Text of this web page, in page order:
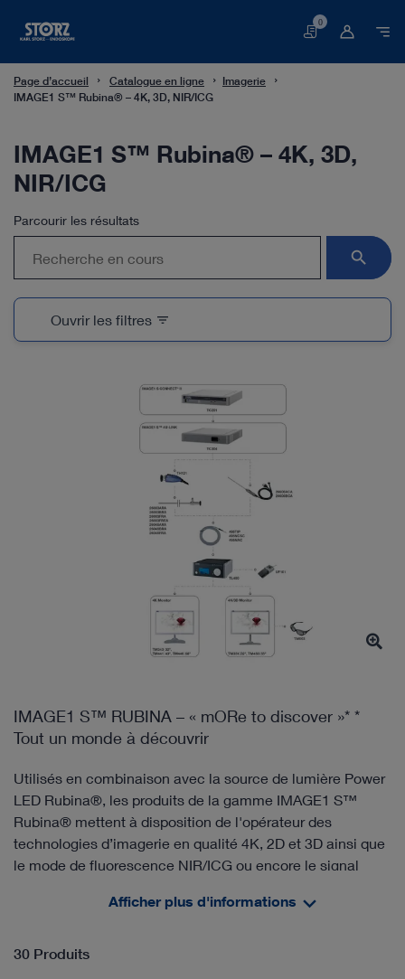
Panier
0
Page d’accueil Catalogue en ligne
Imagerie
IMAGE1 S™ Rubina® – 4K, 3D, NIR/ICG
IMAGE1 S™ Rubina® – 4K, 3D,
NIR/ICG
IMAGE1 S™ RUBINA – « mORe to discover »* *
Tout un monde à découvrir
Utilisés en combinaison avec la source de lumière Power
LED Rubina®, les produits de la gamme IMAGE1 S™
Rubina® mettent à disposition de l'opérateur des
technologies d’imagerie en qualité 4K, 2D et 3D ainsi que
le mode de fluorescence NIR/ICG ou encore le signal
Rubina® est doté en outre d’un principe d’intensification
infrarouge pour l'affichage monochromatique des
Afficher plus d'informations
30 Produits
Parcourir les résultats
search
Ouvrir les filtres filter_list